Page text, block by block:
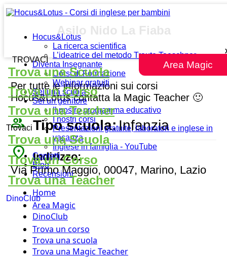
Hocus&Lotus
La ricerca scientifica
L’ideatrice del metodo Traute Taeschner
Diventa Insegnante
Corsi di Formazione
Webinar gratuiti
Sei una scuola
Sei un genitore
Il nostro programma educativo
I nostri corsi
Presentazioni gratuite, laboratori e inglese in
vacanza
Inglese in famiglia - YouTube
Contatti
Blog
Recensioni
Home
Area Magic
DinoClub
Trova un corso
Trova una scuola
Trova una Magic Teacher
Area Magic
TROVACI
Trova una Scuola
Trova un Corso
Trova una Teacher
Trovaci
Trova una Scuola
Trova un Corso
Trova una Teacher
DinoClub
Asilo Nido La Fiaba
Per tutte le informazioni sui corsi
Hocus&Lotus contatta la Magic Teacher 🙂
people_outline Tipo scuola:Infanzia
place Indirizzo:
Via Primo Maggio, 00047, Marino, Lazio